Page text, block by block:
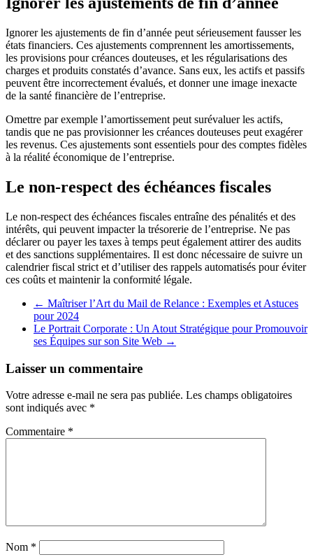
Ignorer les ajustements de fin d’année peut sérieusement fausser les
états financiers. Ces ajustements comprennent les amortissements,
les provisions pour créances douteuses, et les régularisations des
charges et produits constatés d’avance. Sans eux, les actifs et passifs
peuvent être incorrectement évalués, et donner une image inexacte
de la santé financière de l’entreprise.
Omettre par exemple l’amortissement peut surévaluer les actifs,
tandis que ne pas provisionner les créances douteuses peut exagérer
les revenus. Ces ajustements sont essentiels pour des comptes fidèles
à la réalité économique de l’entreprise.
Le non-respect des échéances fiscales
Le non-respect des échéances fiscales entraîne des pénalités et des
intérêts, qui peuvent impacter la trésorerie de l’entreprise. Ne pas
déclarer ou payer les taxes à temps peut également attirer des audits
et des sanctions supplémentaires. Il est donc nécessaire de suivre un
calendrier fiscal strict et d’utiliser des rappels automatisés pour éviter
ces coûts et maintenir la conformité légale.
← Maîtriser l’Art du Mail de Relance : Exemples et Astuces
pour 2024
Le Portrait Corporate : Un Atout Stratégique pour Promouvoir
ses Équipes sur son Site Web →
Laisser un commentaire
Votre adresse e-mail ne sera pas publiée. Les champs obligatoires
sont indiqués avec *
Commentaire *
Nom *